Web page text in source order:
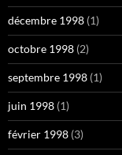
décembre 1998 (1)
octobre 1998 (2)
septembre 1998 (1)
juin 1998 (1)
février 1998 (3)